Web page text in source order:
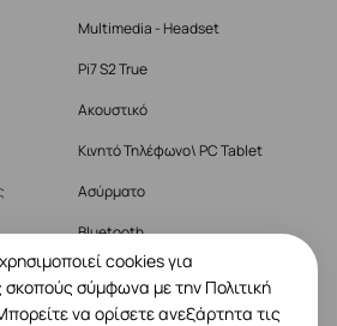
Multimedia - Headset
Pi7 S2 True
Ακουστικό
Κινητό Τηλέφωνο\ PC Tablet
Ασύρματο
Bluetooth
cookies για
σκοπούς σύμφωνα με την Πολιτική
να ορίσετε ανεξάρτητα τις